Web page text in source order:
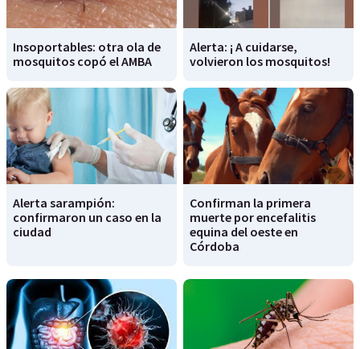
Insoportables: otra ola de
mosquitos copó el AMBA
Alerta: ¡ A cuidarse,
volvieron los mosquitos!
Alerta sarampión:
confirmaron un caso en la
ciudad
Confirman la primera
muerte por encefalitis
equina del oeste en
Córdoba